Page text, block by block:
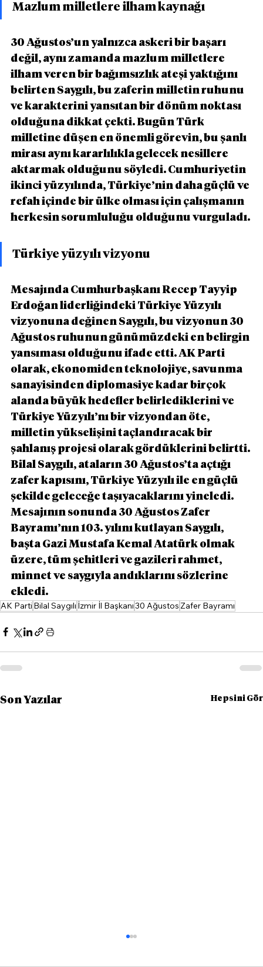
Mazlum milletlere ilham kaynağı
30 Ağustos’un yalnızca askeri bir başarı
değil, aynı zamanda mazlum milletlere
ilham veren bir bağımsızlık ateşi yaktığını
belirten Saygılı, bu zaferin milletin ruhunu
ve karakterini yansıtan bir dönüm noktası
olduğuna dikkat çekti. Bugün Türk
milletine düşen en önemli görevin, bu şanlı
mirası aynı kararlılıkla gelecek nesillere
aktarmak olduğunu söyledi. Cumhuriyetin
ikinci yüzyılında, Türkiye’nin daha güçlü ve
refah içinde bir ülke olması için çalışmanın
herkesin sorumluluğu olduğunu vurguladı.
Türkiye yüzyılı vizyonu
Mesajında Cumhurbaşkanı Recep Tayyip
Erdoğan liderliğindeki Türkiye Yüzyılı
vizyonuna değinen Saygılı, bu vizyonun 30
Ağustos ruhunun günümüzdeki en belirgin
yansıması olduğunu ifade etti. AK Parti
olarak, ekonomiden teknolojiye, savunma
sanayisinden diplomasiye kadar birçok
alanda büyük hedefler belirlediklerini ve
Türkiye Yüzyılı’nı bir vizyondan öte,
milletin yükselişini taçlandıracak bir
şahlanış projesi olarak gördüklerini belirtti.
Bilal Saygılı, ataların 30 Ağustos’ta açtığı
zafer kapısını, Türkiye Yüzyılı ile en güçlü
şekilde geleceğe taşıyacaklarını yineledi.
Mesajının sonunda 30 Ağustos Zafer
Bayramı’nın 103. yılını kutlayan Saygılı,
başta Gazi Mustafa Kemal Atatürk olmak
üzere, tüm şehitleri ve gazileri rahmet,
minnet ve saygıyla andıklarını sözlerine
ekledi.
AK Parti Bilal Saygılı İzmir İl Başkanı30 Ağustos Zafer Bayramı
Son Yazılar Hepsini Gör